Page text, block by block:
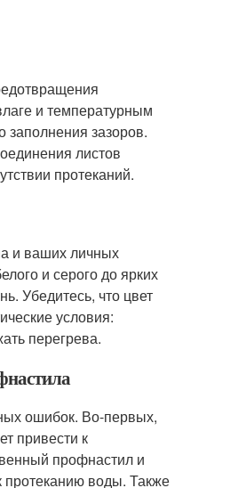
и температурным
заполнения зазоров.
листов
протеканий.
и ваших личных
и серого до ярких
Убедитесь, что цвет
условия:
перегрева.
ошибок. Во-первых,
привести к
профнастил и
протеканию воды. Также